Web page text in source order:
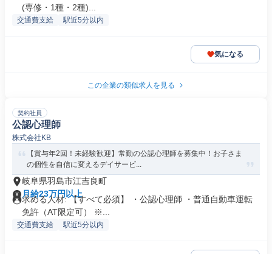
(専修・1種・2種)...
交通費支給 駅近5分以内
気になる
この企業の類似求人を見る
契約社員
公認心理師
株式会社KB
【賞与年2回！未経験歓迎】常勤の公認心理師を募集中！お子さま
の個性を自信に変えるデイサービ...
岐阜県羽島市江吉良町
月給23万円以上
求める人材: 【すべて必須】 ・公認心理師 ・普通自動車運転
免許（AT限定可） ※...
交通費支給 駅近5分以内